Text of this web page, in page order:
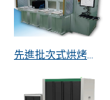
先進批次式烘烤設備